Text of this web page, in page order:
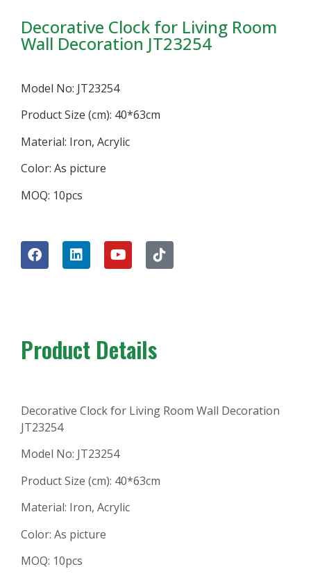
Decorative Clock for Living Room
Wall Decoration JT23254
Model No: JT23254
Product Size (cm): 40*63cm
Material: Iron, Acrylic
Color: As picture
MOQ: 10pcs
Product Details
Decorative Clock for Living Room Wall Decoration
JT23254
Model No: JT23254
Product Size (cm): 40*63cm
Material: Iron, Acrylic
Color: As picture
MOQ: 10pcs